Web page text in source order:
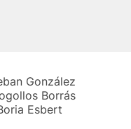
González
Borrás
Esbert